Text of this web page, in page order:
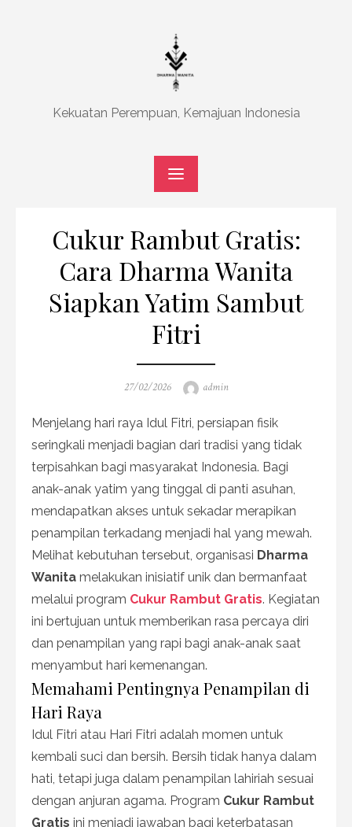
Kekuatan Perempuan, Kemajuan Indonesia
Cukur Rambut Gratis:
Cara Dharma Wanita
Siapkan Yatim Sambut
Fitri
Posted
27/02/2026 Author
admin
Menjelang hari raya Idul Fitri, persiapan fisik
seringkali menjadi bagian dari tradisi yang tidak
terpisahkan bagi masyarakat Indonesia. Bagi
anak-anak yatim yang tinggal di panti asuhan,
mendapatkan akses untuk sekadar merapikan
penampilan terkadang menjadi hal yang mewah.
Melihat kebutuhan tersebut, organisasi Dharma
Wanita melakukan inisiatif unik dan bermanfaat
melalui program Cukur Rambut Gratis. Kegiatan
ini bertujuan untuk memberikan rasa percaya diri
dan penampilan yang rapi bagi anak-anak saat
menyambut hari kemenangan.
Memahami Pentingnya Penampilan di
Hari Raya
Idul Fitri atau Hari Fitri adalah momen untuk
kembali suci dan bersih. Bersih tidak hanya dalam
hati, tetapi juga dalam penampilan lahiriah sesuai
dengan anjuran agama. Program Cukur Rambut
Gratis ini menjadi jawaban bagi keterbatasan